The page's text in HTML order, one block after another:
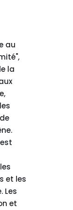
au
la
et les
Les
et